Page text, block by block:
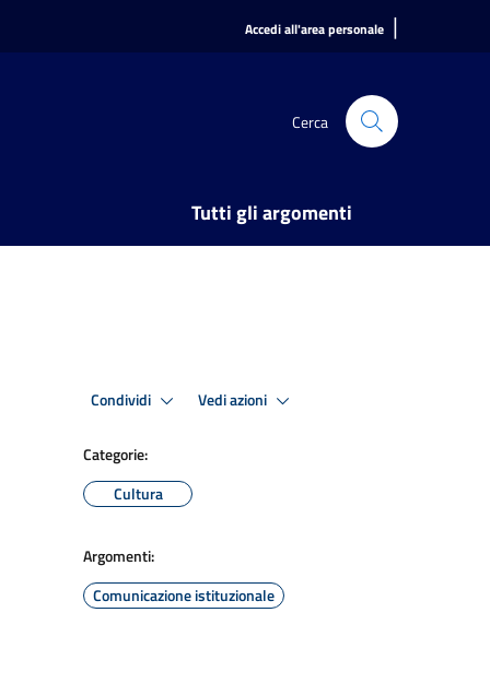
Accedi all'area personale |
Cerca
Tutti gli argomenti
Condividi Vedi azioni
Categorie:
Cultura
Argomenti:
Comunicazione istituzionale